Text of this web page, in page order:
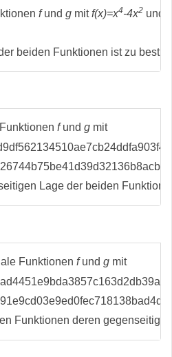
fund g mitf(x)=x4-4x2 und
beiden Funktionen ist zu
fund g mit
Lage der beiden
Funktionen fund g mit
Funktionen deren gegenseitige